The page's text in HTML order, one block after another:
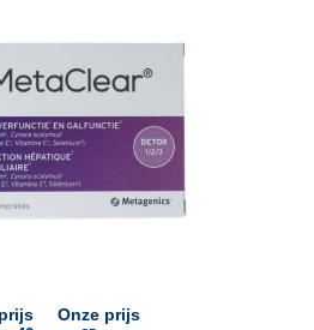
Onze prijs